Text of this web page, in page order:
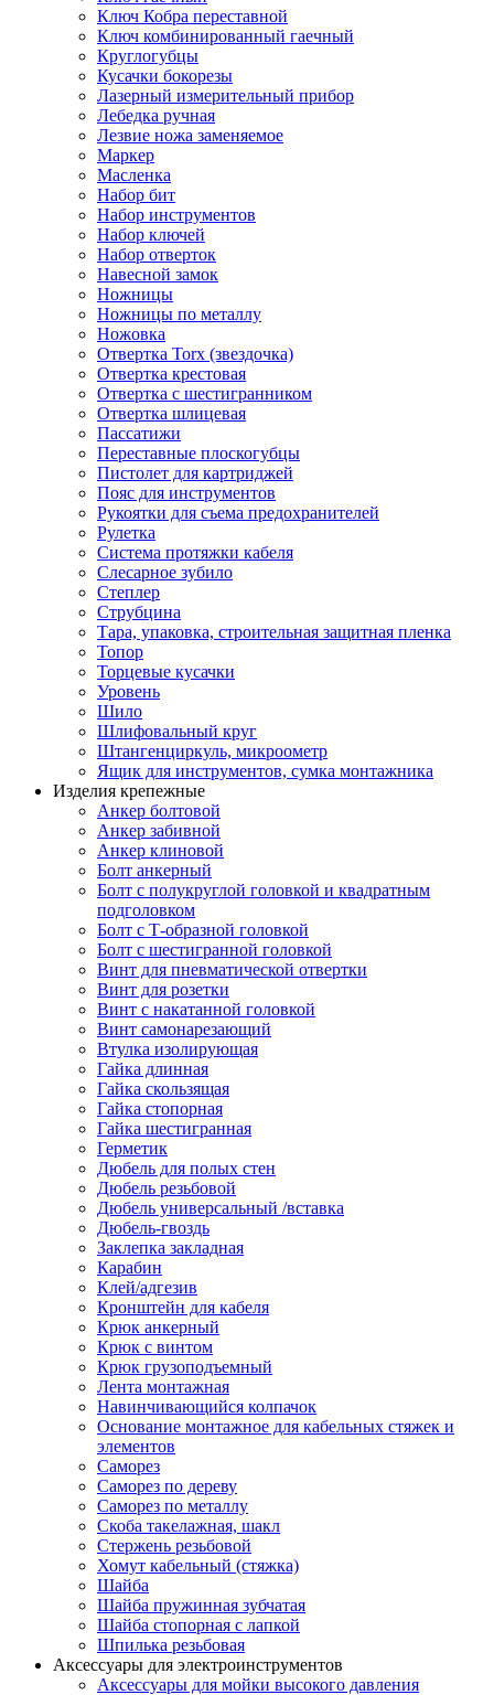
Ключ Кобра переставной
Ключ комбинированный гаечный
Круглогубцы
Кусачки бокорезы
Лазерный измерительный прибор
Лебедка ручная
Лезвие ножа заменяемое
Маркер
Масленка
Набор бит
Набор инструментов
Набор ключей
Набор отверток
Навесной замок
Ножницы
Ножницы по металлу
Ножовка
Отвертка Torx (звездочка)
Отвертка крестовая
Отвертка с шестигранником
Отвертка шлицевая
Пассатижи
Переставные плоскогубцы
Пистолет для картриджей
Пояс для инструментов
Рукоятки для съема предохранителей
Рулетка
Система протяжки кабеля
Слесарное зубило
Степлер
Струбцина
Тара, упаковка, строительная защитная пленка
Топор
Торцевые кусачки
Уровень
Шило
Шлифовальный круг
Штангенциркуль, микроометр
Ящик для инструментов, сумка монтажника
Изделия крепежные
Анкер болтовой
Анкер забивной
Анкер клиновой
Болт анкерный
Болт с полукруглой головкой и квадратным
подголовком
Болт с Т-образной головкой
Болт с шестигранной головкой
Винт для пневматической отвертки
Винт для розетки
Винт с накатанной головкой
Винт самонарезающий
Втулка изолирующая
Гайка длинная
Гайка скользящая
Гайка стопорная
Гайка шестигранная
Герметик
Дюбель для полых стен
Дюбель резьбовой
Дюбель универсальный /вставка
Дюбель-гвоздь
Заклепка закладная
Карабин
Клей/адгезив
Кронштейн для кабеля
Крюк анкерный
Крюк с винтом
Крюк грузоподъемный
Лента монтажная
Навинчивающийся колпачок
Основание монтажное для кабельных стяжек и
элементов
Саморез
Саморез по дереву
Саморез по металлу
Скоба такелажная, шакл
Стержень резьбовой
Хомут кабельный (стяжка)
Шайба
Шайба пружинная зубчатая
Шайба стопорная с лапкой
Шпилька резьбовая
Аксессуары для электроинструментов
Аксессуары для мойки высокого давления